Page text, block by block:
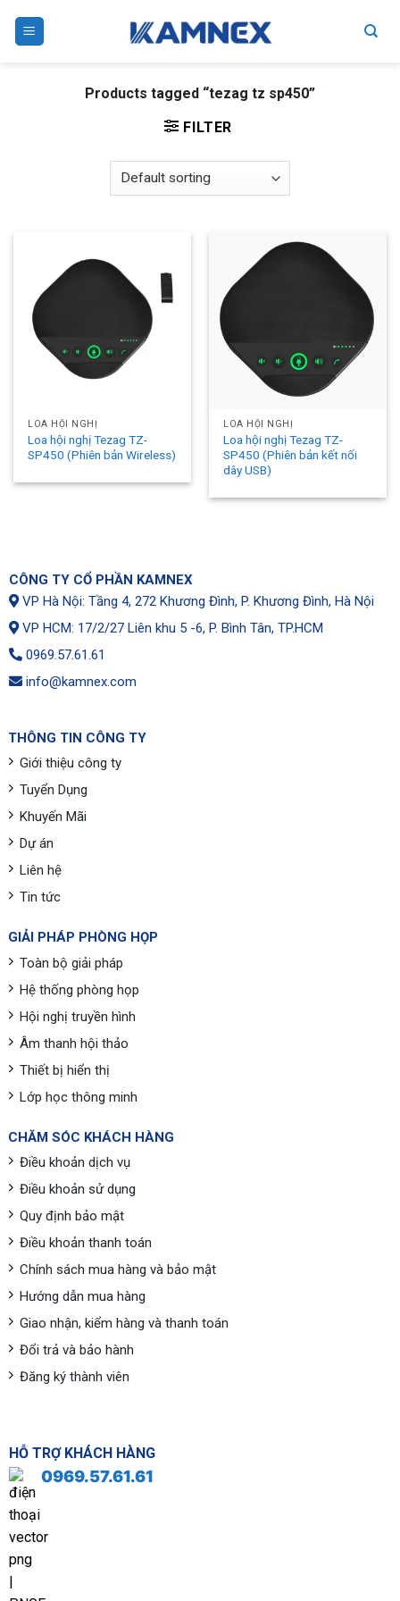
Products tagged “tezag tz sp450”
FILTER
LOA HỘI NGHỊ
Loa hội nghị Tezag TZ-
SP450 (Phiên bản Wireless)
LOA HỘI NGHỊ
Loa hội nghị Tezag TZ-
SP450 (Phiên bản kết nối
dây USB)
CÔNG TY CỔ PHẦN KAMNEX
VP Hà Nội: Tầng 4, 272 Khương Đình, P. Khương Đình, Hà Nội
VP HCM: 17/2/27 Liên khu 5 -6, P. Bình Tân, TP.HCM
0969.57.61.61
info@kamnex.com
THÔNG TIN CÔNG TY
Giới thiệu công ty
Tuyển Dụng
Khuyến Mãi
Dự án
Liên hệ
Tin tức
GIẢI PHÁP PHÒNG HỌP
Toàn bộ giải pháp
Hệ thống phòng họp
Hội nghị truyền hình
Âm thanh hội thảo
Thiết bị hiển thị
Lớp học thông minh
CHĂM SÓC KHÁCH HÀNG
Điều khoản dịch vụ
Điều khoản sử dụng
Quy định bảo mật
Điều khoản thanh toán
Chính sách mua hàng và bảo mật
Hướng dẫn mua hàng
Giao nhận, kiểm hàng và thanh toán
Đổi trả và bảo hành
Đăng ký thành viên
HỖ TRỢ KHÁCH HÀNG
0969.57.61.61